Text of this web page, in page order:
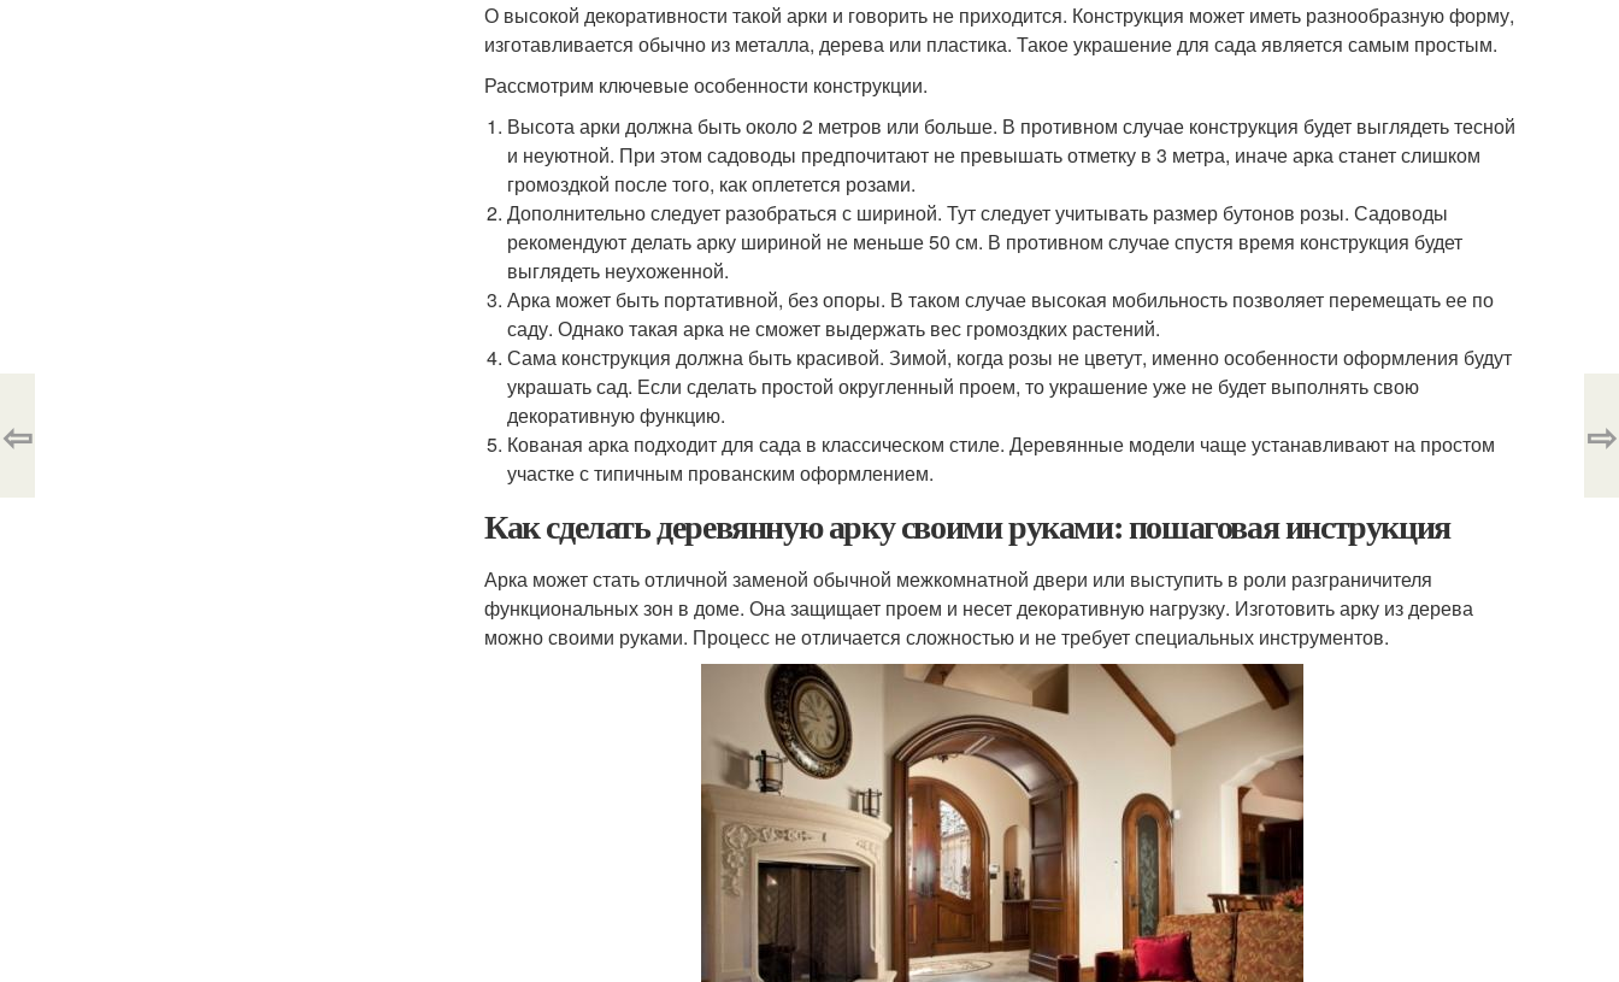
О высокой декоративности такой арки и говорить не приходится. Конструкция может иметь разнообразную форму,
изготавливается обычно из металла, дерева или пластика. Такое украшение для сада является самым простым.
Рассмотрим ключевые особенности конструкции.
Высота арки должна быть около 2 метров или больше. В противном случае конструкция будет выглядеть тесной
и неуютной. При этом садоводы предпочитают не превышать отметку в 3 метра, иначе арка станет слишком
громоздкой после того, как оплетется розами.
Дополнительно следует разобраться с шириной. Тут следует учитывать размер бутонов розы. Садоводы
рекомендуют делать арку шириной не меньше 50 см. В противном случае спустя время конструкция будет
выглядеть неухоженной.
Арка может быть портативной, без опоры. В таком случае высокая мобильность позволяет перемещать ее по
саду. Однако такая арка не сможет выдержать вес громоздких растений.
Сама конструкция должна быть красивой. Зимой, когда розы не цветут, именно особенности оформления будут
украшать сад. Если сделать простой округленный проем, то украшение уже не будет выполнять свою
декоративную функцию.
Кованая арка подходит для сада в классическом стиле. Деревянные модели чаще устанавливают на простом
участке с типичным прованским оформлением.
Как сделать деревянную арку своими руками: пошаговая инструкция
Арка может стать отличной заменой обычной межкомнатной двери или выступить в роли разграничителя
функциональных зон в доме. Она защищает проем и несет декоративную нагрузку. Изготовить арку из дерева
можно своими руками. Процесс не отличается сложностью и не требует специальных инструментов.
⇦ ⇨